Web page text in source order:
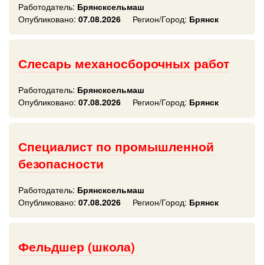
Работодатель: Брянсксельмаш
Опубликовано: 07.08.2026 Регион/Город: Брянск
Слесарь механосборочных работ
Работодатель: Брянсксельмаш
Опубликовано: 07.08.2026 Регион/Город: Брянск
Специалист по промышленной
безопасности
Работодатель: Брянсксельмаш
Опубликовано: 07.08.2026 Регион/Город: Брянск
Фельдшер (школа)